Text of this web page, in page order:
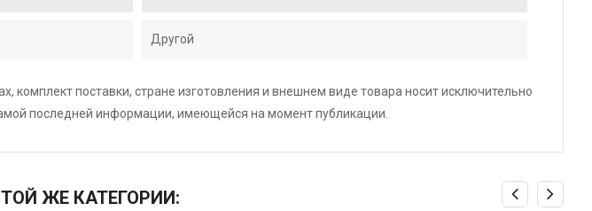
Другой
комплект поставки, стране изготовления и внешнем виде товара носит исключительно
последней информации, имеющейся на момент публикации.
ЖЕ КАТЕГОРИИ: